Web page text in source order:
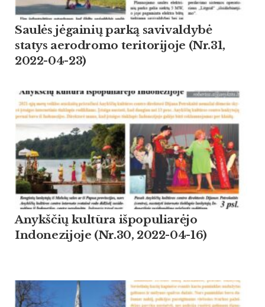
Saulės jėgainių parką savivaldybė
statys aerodromo teritorijoje (Nr.31,
2022-04-23)
Anykščių kultūra išpopuliarėjo
Indonezijoje (Nr.30, 2022-04-16)